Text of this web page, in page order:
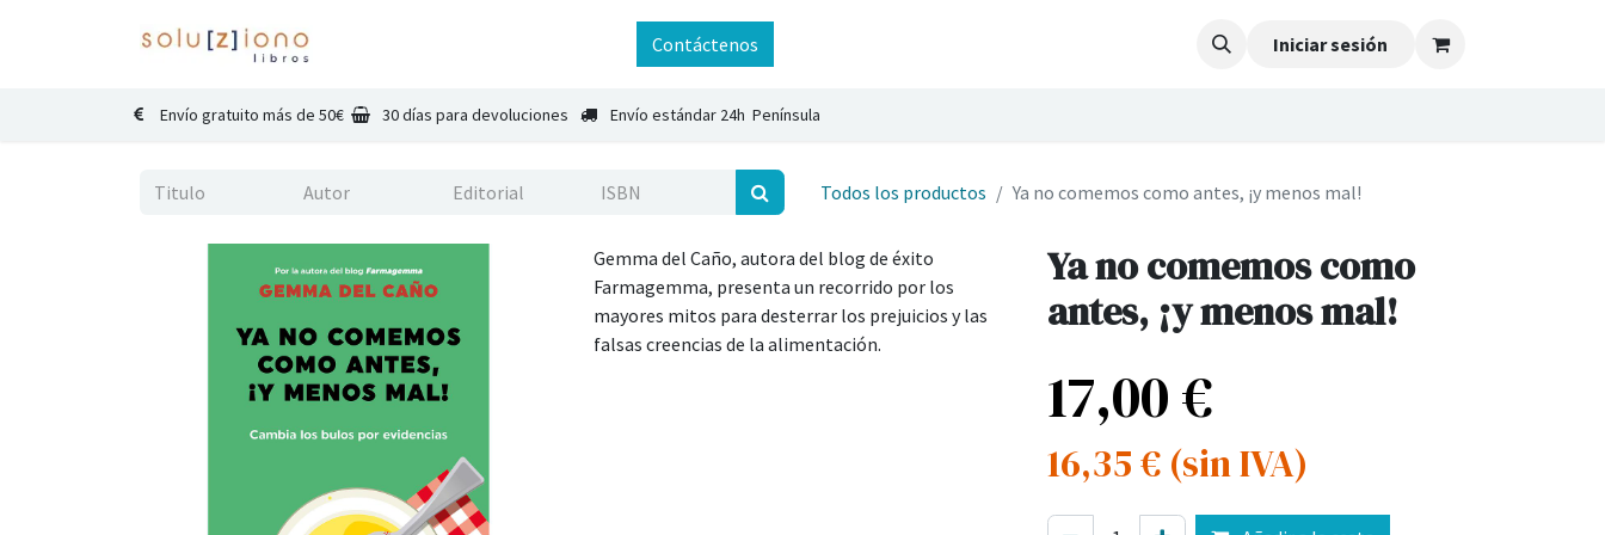
Contáctenos Iniciar sesión
Envío gratuito más de 50€ 30 días para devoluciones Envío estándar 24h Península
Todos los productos Ya no comemos como antes, ¡y menos mal!
Gemma del Caño, autora del blog de éxito
Farmagemma, presenta un recorrido por los
mayores mitos para desterrar los prejuicios y las
falsas creencias de la alimentación.
Ya no comemos como
antes, ¡y menos mal!
17,00€
16,35€ (sin IVA)